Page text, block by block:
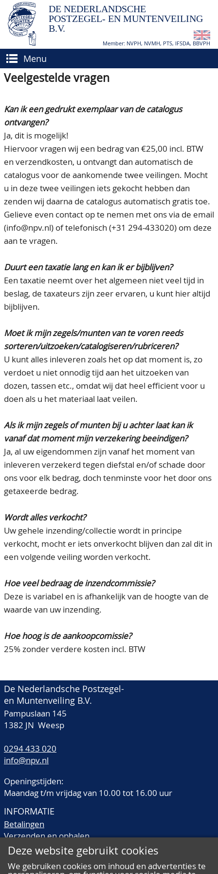
DE NEDERLANDSCHE
POSTZEGEL- EN MUNTENVEILING
B.V.
Member: NVPH, NVMH, PTS, IFSDA, BBVPH
Menu
HOME
Hoe verkopen?
Hoe kopen?
Voorwaarden
BIEDEN
TAXATIES
CATALOGI/OPBRENGSTEN
KEURINGSDIENST
OVER ONS
Ons Team
CONTACT
Veelgestelde vragen
Kan ik een gedrukt exemplaar van de catalogus
ontvangen?
Ja, dit is mogelijk!
Hiervoor vragen wij een bedrag van €25,00 incl. BTW
en verzendkosten, u ontvangt dan automatisch de
catalogus voor de aankomende twee veilingen. Mocht
u in deze twee veilingen iets gekocht hebben dan
zenden wij daarna de catalogus automatisch gratis toe.
Gelieve even contact op te nemen met ons via de email
(info@npv.nl) of telefonisch (+31 294-433020) om deze
aan te vragen.
Duurt een taxatie lang en kan ik er bijblijven?
Een taxatie neemt over het algemeen niet veel tijd in
beslag, de taxateurs zijn zeer ervaren, u kunt hier altijd
bijblijven.
Moet ik mijn zegels/munten van te voren reeds
sorteren/uitzoeken/catalogiseren/rubriceren?
U kunt alles inleveren zoals het op dat moment is, zo
verdoet u niet onnodig tijd aan het uitzoeken van
dozen, tassen etc., omdat wij dat heel efficient voor u
doen als u het materiaal laat veilen.
Als ik mijn zegels of munten bij u achter laat kan ik
vanaf dat moment mijn verzekering beeindigen?
Ja, al uw eigendommen zijn vanaf het moment van
inleveren verzekerd tegen diefstal en/of schade door
ons voor elk bedrag, doch tenminste voor het door ons
getaxeerde bedrag.
Wordt alles verkocht?
Uw gehele inzending/collectie wordt in principe
verkocht, mocht er iets onverkocht blijven dan zal dit in
een volgende veiling worden verkocht.
Hoe veel bedraag de inzendcommissie?
Deze is variabel en is afhankelijk van de hoogte van de
waarde van uw inzending.
Hoe hoog is de aankoopcomissie?
25% zonder verdere kosten incl. BTW
De Nederlandsche Postzegel-
en Muntenveiling B.V.
Pampuslaan 145
1382 JN Weesp
0294 433 020
info@npv.nl
Openingstijden:
Maandag t/m vrijdag van 10.00 tot 16.00 uur
INFORMATIE
Betalingen
Verzenden en ophalen
Veilingtermen
Kwaliteitsomschrijvingen
Deze website gebruikt cookies
We gebruiken cookies om inhoud en advertenties te